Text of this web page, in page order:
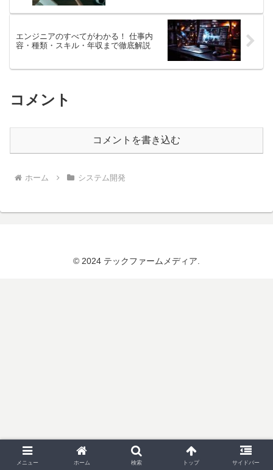
エンジニアのすべてがわかる！ 仕事内
容・種類・スキル・年収まで徹底解説
コメント
コメントを書き込む
ホーム システム開発
© 2024 テックファームメディア.
メニュー ホーム 検索 トップ サイドバー